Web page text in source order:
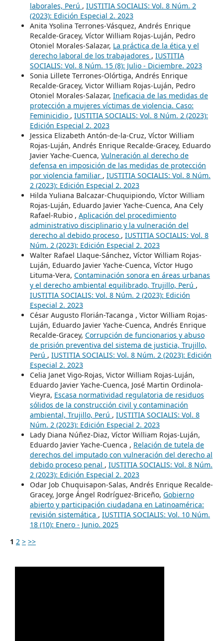
laborales, Perú , IUSTITIA SOCIALIS: Vol. 8 Núm. 2
(2023): Edición Especial 2. 2023
Anita Ysolina Terrones-Vásquez, Andrés Enrique
Recalde-Gracey, Víctor William Rojas-Luján, Pedro
Otoniel Morales-Salazar, La práctica de la ética y el
derecho laboral de los trabajadores , IUSTITIA
SOCIALIS: Vol. 8 Núm. 15 (8): Julio - Diciembre. 2023
Sonia Lillete Terrones-Olórtiga, Andrés Enrique
Recalde-Gracey, Victor William Rojas-Luján, Pedro
Otoniel Morales-Salazar, Ineficacia de las medidas de
protección a mujeres víctimas de violencia. Caso:
Feminicidio , IUSTITIA SOCIALIS: Vol. 8 Núm. 2 (2023):
Edición Especial 2. 2023
Jessica Elizabeth Antón-de-la-Cruz, Víctor William
Rojas-Luján, Andrés Enrique Recalde-Gracey, Eduardo
Javier Yache-Cuenca, Vulneración al derecho de
defensa en imposición de las medidas de protección
por violencia familiar , IUSTITIA SOCIALIS: Vol. 8 Núm.
2 (2023): Edición Especial 2. 2023
Hilda Yuliana Balcazar-Chuquipiondo, Víctor William
Rojas-Luján, Eduardo Javier Yache-Cuenca, Ana Cely
Rafael-Rubio , Aplicación del procedimiento
administrativo disciplinario y la vulneración del
derecho al debido proceso , IUSTITIA SOCIALIS: Vol. 8
Núm. 2 (2023): Edición Especial 2. 2023
Walter Rafael Llaque-Sánchez, Víctor William Rojas-
Luján, Eduardo Javier Yache-Cuenca, Víctor Hugo
Lituma-Vera, Contaminación sonora en áreas urbanas
y el derecho ambiental equilibrado, Trujillo, Perú ,
IUSTITIA SOCIALIS: Vol. 8 Núm. 2 (2023): Edición
Especial 2. 2023
César Augusto Florián-Tacanga , Victor William Rojas-
Luján, Eduardo Javier Yache-Cuenca, Andrés Enrique
Recalde-Gracey, Corrupción de funcionarios y abuso
de prisión preventiva del sistema de justicia, Trujillo,
Perú , IUSTITIA SOCIALIS: Vol. 8 Núm. 2 (2023): Edición
Especial 2. 2023
Celia Janet Vigo-Rojas, Victor William Rojas-Luján,
Eduardo Javier Yache-Cuenca, José Martin Ordinola-
Vieyra, Escasa normatividad regulatoria de residuos
sólidos de la construcción civil y contaminación
ambiental, Trujillo, Perú , IUSTITIA SOCIALIS: Vol. 8
Núm. 2 (2023): Edición Especial 2. 2023
Lady Diana Núñez-Diaz, Víctor William Rojas-Luján,
Eduardo Javier Yache-Cuenca , Relación de tutela de
derechos del imputado con vulneración del derecho al
debido proceso penal , IUSTITIA SOCIALIS: Vol. 8 Núm.
2 (2023): Edición Especial 2. 2023
Odar Job Chuquisapon-Salas, Andrés Enrique Recalde-
Gracey, Jorge Ángel Rodríguez-Briceño, Gobierno
abierto y participación ciudadana en Latinoamérica:
revisión sistemática , IUSTITIA SOCIALIS: Vol. 10 Núm.
18 (10): Enero - Junio. 2025
1 2 > >>